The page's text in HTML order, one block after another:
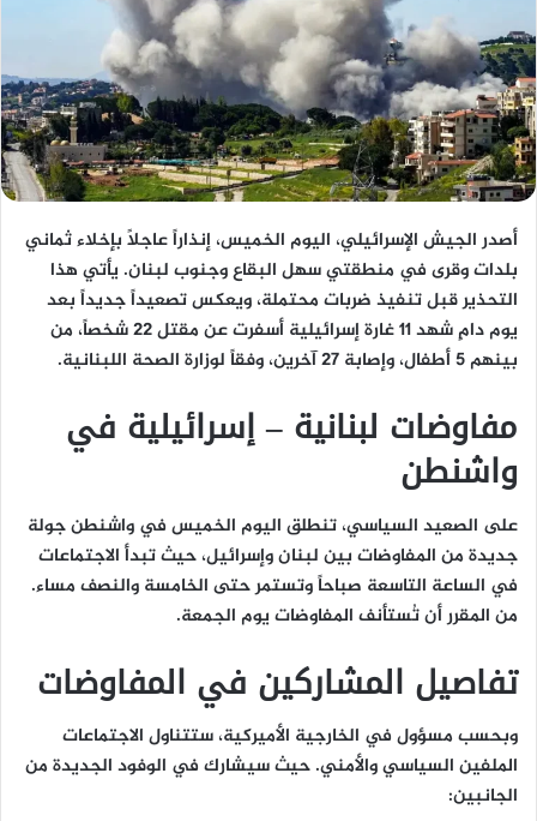
أصدر الجيش الإسرائيلي، اليوم الخميس، إنذاراً عاجلاً بإخلاء ثماني
بلدات وقرى في منطقتي سهل البقاع وجنوب لبنان. يأتي هذا
التحذير قبل تنفيذ ضربات محتملة، ويعكس تصعيداً جديداً بعد
يوم دامٍ شهد 11 غارة إسرائيلية أسفرت عن مقتل 22 شخصاً، من
بينهم 5 أطفال، وإصابة 27 آخرين، وفقاً لوزارة الصحة اللبنانية.
مفاوضات لبنانية – إسرائيلية في
واشنطن
على الصعيد السياسي، تنطلق اليوم الخميس في واشنطن جولة
جديدة من المفاوضات بين لبنان وإسرائيل، حيث تبدأ الاجتماعات
في الساعة التاسعة صباحاً وتستمر حتى الخامسة والنصف مساء.
من المقرر أن تُستأنف المفاوضات يوم الجمعة.
تفاصيل المشاركين في المفاوضات
وبحسب مسؤول في الخارجية الأميركية، ستتناول الاجتماعات
الملفين السياسي والأمني. حيث سيشارك في الوفود الجديدة من
الجانبين: